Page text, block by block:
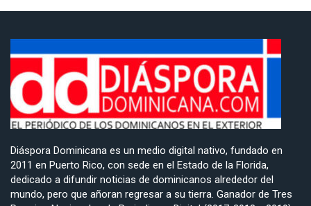
Diáspora Dominicana es un medio digital nativo, fundado en
2011 en Puerto Rico, con sede en el Estado de la Florida,
dedicado a difundir noticias de dominicanos alrededor del
mundo, pero que añoran regresar a su tierra. Ganador de Tres